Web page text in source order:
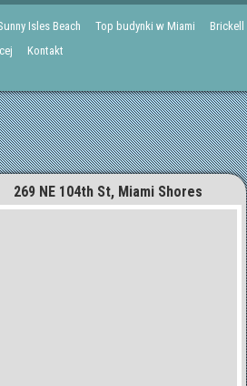
Isles Beach Top budynki w Miami Brickell
Kontakt
269 NE 104th St, Miami Shores